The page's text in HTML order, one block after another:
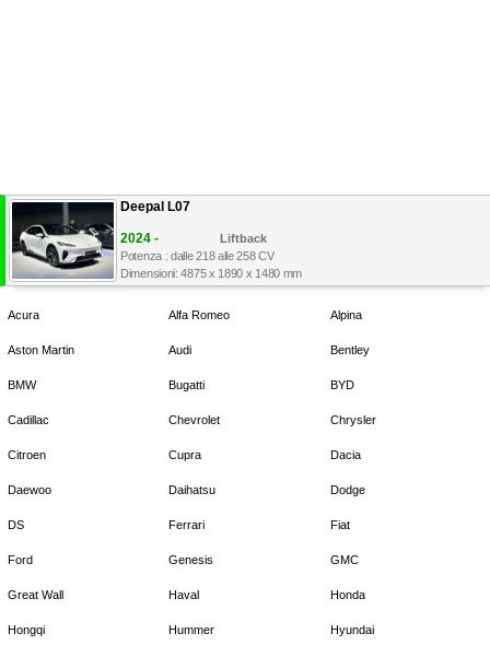
Deepal L07
2024 -
Liftback
Potenza : dalle 218 alle 258 CV
Dimensioni: 4875 x 1890 x 1480 mm
Acura Alfa Romeo Alpina
Aston Martin Audi Bentley
BMW Bugatti BYD
Cadillac Chevrolet Chrysler
Citroen Cupra Dacia
Daewoo Daihatsu Dodge
DS Ferrari Fiat
Ford Genesis GMC
Great Wall Haval Honda
Hongqi Hummer Hyundai